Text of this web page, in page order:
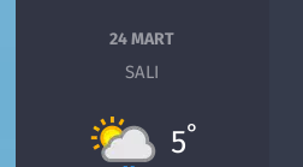
24 MART
SALI
5°